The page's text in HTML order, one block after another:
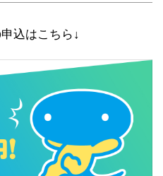
込はこちら↓